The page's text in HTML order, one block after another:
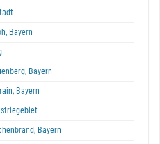
Bayern
Bayern
Bayern
Bayern